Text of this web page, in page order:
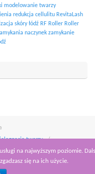
modelowanie twarzy
redukcja cellulitu RevitaLash
skóry łódź RF Roller Roller
naczynek zamykanie
twarzy
Pielęgnacja dłoni i stóp
RevitaLash
na najwyższym poziomie.
się na ich użycie.